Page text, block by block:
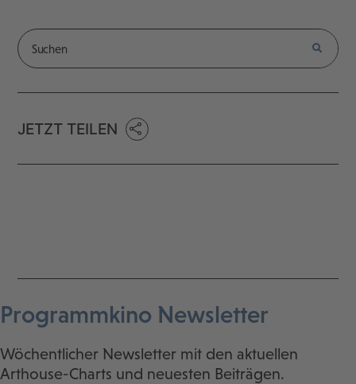
JETZT TEILEN
Programmkino Newsletter
Wöchentlicher Newsletter mit den aktuellen
Arthouse-Charts und neuesten Beiträgen.